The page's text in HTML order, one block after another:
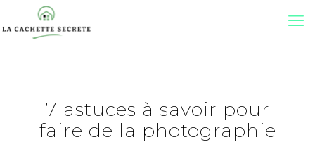
7 astuces à savoir pour
faire de la photographie